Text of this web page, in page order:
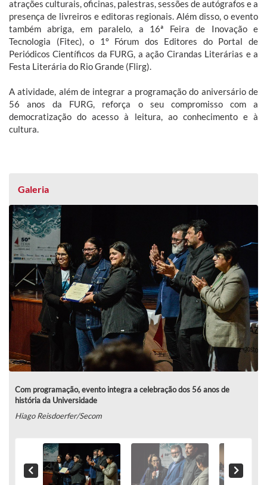
atrações culturais, oficinas, palestras, sessões de autógrafos e a
presença de livreiros e editoras regionais. Além disso, o evento
também abriga, em paralelo, a 16ª Feira de Inovação e
Tecnologia (Fitec), o 1º Fórum dos Editores do Portal de
Periódicos Científicos da FURG, a ação Cirandas Literárias e a
Festa Literária do Rio Grande (Flirg).
A atividade, além de integrar a programação do aniversário de
56 anos da FURG, reforça o seu compromisso com a
democratização do acesso à leitura, ao conhecimento e à
cultura.
Galeria
Com programação, evento integra a celebração dos 56 anos de
história da Universidade
Hiago Reisdoerfer/Secom